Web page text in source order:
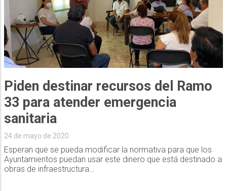
Piden destinar recursos del Ramo
33 para atender emergencia
sanitaria
24 de mayo de 2020
Esperan que se pueda modificar la normativa para que los
Ayuntamientos puedan usar este dinero que está destinado a
obras de infraestructura…